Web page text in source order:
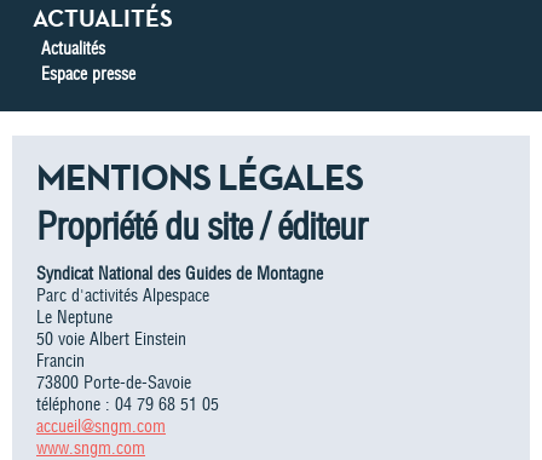
ACTUALITÉS
Actualités
Espace presse
MENTIONS LÉGALES
Propriété du site / éditeur
Syndicat National des Guides de Montagne
Parc d'activités Alpespace
Le Neptune
50 voie Albert Einstein
Francin
73800 Porte-de-Savoie
téléphone : 04 79 68 51 05
accueil@sngm.com
www.sngm.com